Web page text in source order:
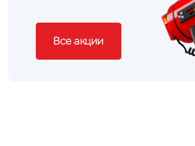
Все акции